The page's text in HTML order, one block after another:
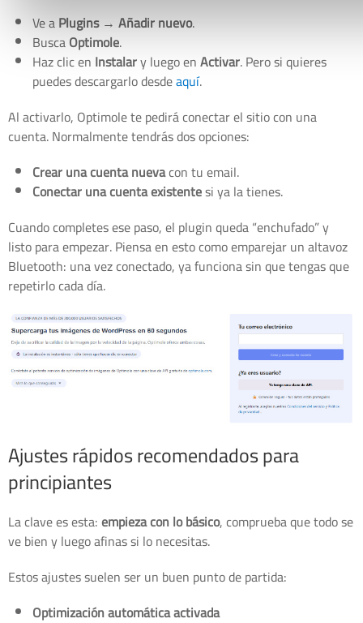
Ve aPlugins→ Añadir nuevo.
BuscaOptimole.
Haz clic en Instalary luego enActivar. Pero si quieres
puedes descargarlo desdeaquí.
Al activarlo, Optimole te pedirá conectar el sitio con una
cuenta. Normalmente tendrás dos opciones:
Crear una cuenta nuevacon tu email.
Conectar una cuenta existentesi ya la tienes.
Cuando completes ese paso, el plugin queda “enchufado” y
listo para empezar. Piensa en esto como emparejar un altavoz
Bluetooth: una vez conectado, ya funciona sin que tengas que
repetirlo cada día.
Ajustes rápidos recomendados para
principiantes
La clave es esta:empieza con lo básico, comprueba que todo se
ve bien y luego afinas si lo necesitas.
Estos ajustes suelen ser un buen punto de partida:
Optimización automática activada